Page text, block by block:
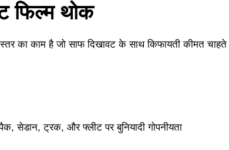
फिल्म थोक
का काम है जो साफ दिखावट के साथ किफायती कीमत चाहते
सेडान, ट्रक, और फ्लीट पर बुनियादी गोपनीयता